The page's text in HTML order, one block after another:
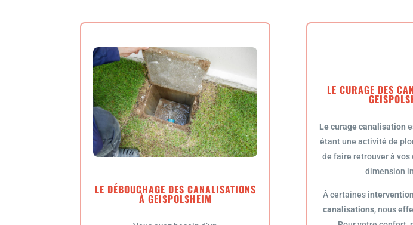
LE DÉBOUCHAGE DES CANALISATIONS
À GEISPOLSHEIM
LE CURAGE DES
Le curage canalisation
étant une activité de
de faire retrouver à
dimension
À certaines
canalisations, nous